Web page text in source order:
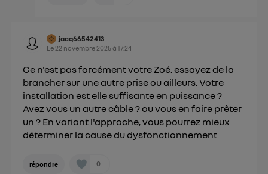
jacq66542413
Le 22 novembre 2025à17:24
Ce n'est pas forcément votre Zoé. essayez de la
brancher sur une autre prise ou ailleurs. Votre
installation est elle suffisante en puissance ?
Avez vous un autre câble ? ou vous en faire prêter
un ? En variant l'approche, vous pourrez mieux
déterminer la cause du dysfonctionnement
répondre 0